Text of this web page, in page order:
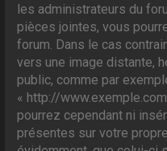
les administrateurs du
pièces jointes, vous
forum. Dans le cas
vers une image distante,
public, comme par
« http://
pourrez cependant ni
présentes sur votre